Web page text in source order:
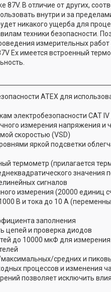
В отличие от других,
внутри и за
никакого ущерба для
техники безопасности.
измерительных
Ex имеется встроенный
ATEX для
электробезопасности CAT
измерения напряжения и
скоростью (VSD)
яркой подсветки
термометр (прилагается
значения
сигналов
измерения (20000 единиц
В и тока до 10 А
заполнения
цепей и проверка диодов
до 10000 мкФ для
средних и
процессов и изменения
позволяет исключить